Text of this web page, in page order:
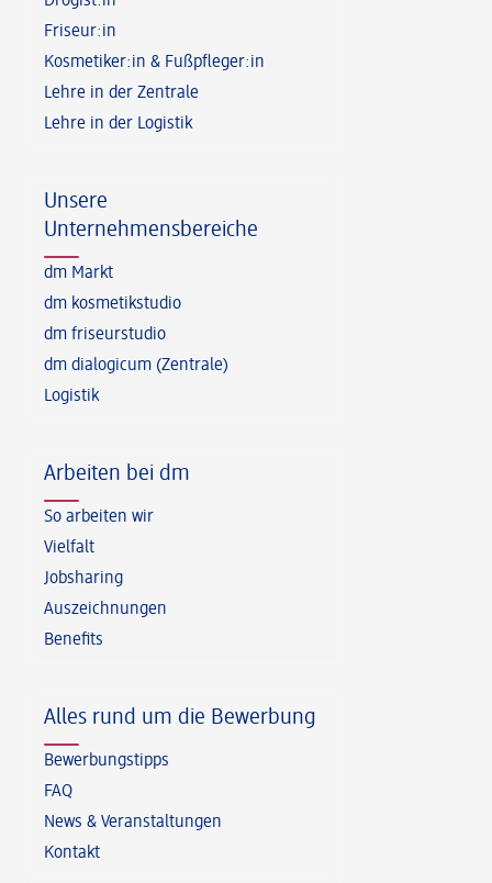
Friseur:in
Kosmetiker:in & Fußpfleger:in
Lehre in der Zentrale
Lehre in der Logistik
Unsere
Unternehmensbereiche
dm Markt
dm kosmetikstudio
dm friseurstudio
dm dialogicum (Zentrale)
Logistik
Arbeiten bei dm
So arbeiten wir
Vielfalt
Jobsharing
Auszeichnungen
Benefits
Alles rund um die Bewerbung
Bewerbungstipps
FAQ
News & Veranstaltungen
Kontakt